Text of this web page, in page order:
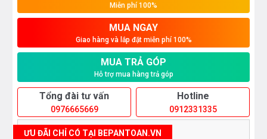
Miễn phí 100%
MUA NGAY
Giao hàng và lắp đặt miễn phí 100%
MUA TRẢ GÓP
Hỗ trợ mua hàng trả góp
Tổng đài tư vấn
0976665669
Hotline
0912331335
ƯU ĐÃI CHỈ CÓ TẠI BEPANTOAN.VN